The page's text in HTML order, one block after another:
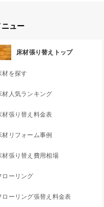
ュー
床材張り替えトップ
材を探す
材人気ランキング
材張り替え料金表
材リフォーム事例
材張り替え費用相場
ローリング
ローリング張替え料金表